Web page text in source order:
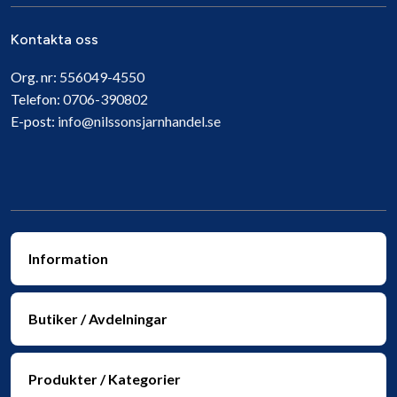
Kontakta oss
Org. nr: 556049-4550
Telefon: 0706-390802
E-post: info@nilssonsjarnhandel.se
Information
Butiker / Avdelningar
Produkter / Kategorier